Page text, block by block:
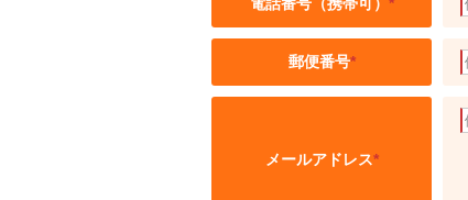
郵便番号*
メールアドレス*